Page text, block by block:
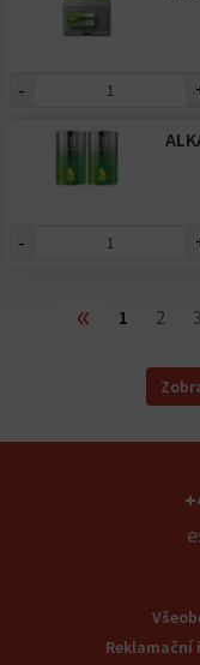
-
-
« 1 2 3